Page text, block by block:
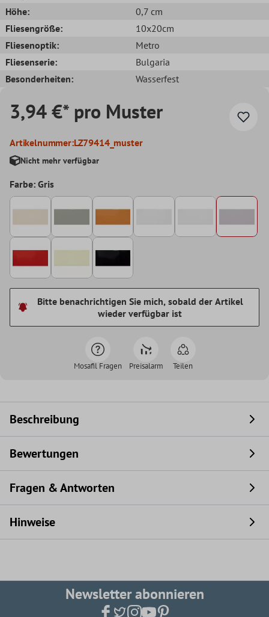
Höhe:
0,7 cm
Fliesengröße:
10x20cm
Fliesenoptik:
Metro
Fliesenserie:
Bulgaria
Besonderheiten:
Wasserfest
3,94 €* pro Muster
Artikelnummer:LZ79414_muster
Nicht mehr verfügbar
Farbe: Gris
Bitte benachrichtigen Sie mich, sobald der Artikel
wieder verfügbar ist
Mosafil Fragen Preisalarm Teilen
Beschreibung
Bewertungen
Fragen & Antworten
Hinweise
Newsletter abonnieren